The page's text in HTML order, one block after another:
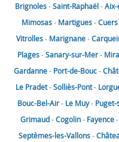
Brignoles-Saint-Raphaël-Aix-
Mimosas- Martigues-Cuers
Vitrolles- Marignane-
Plages-Sanary-sur-Mer-
Gardanne- Port-de-Bouc-
Le Pradet-Solliès-Pont-
Bouc-Bel-Air- Le Muy-
Grimaud-Cogolin- Fayence-
Septèmes-les-Vallons-